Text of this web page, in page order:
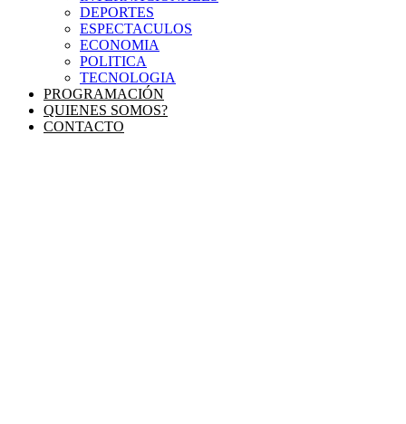
DEPORTES
ESPECTACULOS
ECONOMIA
POLITICA
TECNOLOGIA
PROGRAMACIÓN
QUIENES SOMOS?
CONTACTO